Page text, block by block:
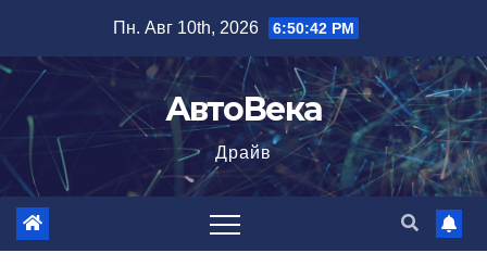
содержимому
Пн. Авг 10th, 2026 6:50:43 PM
АвтоВека
Драйв